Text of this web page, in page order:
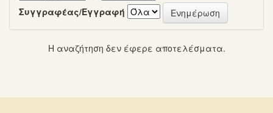
Συγγραφέας/Εγγραφή
Η αναζήτηση δεν έφερε αποτελέσματα.